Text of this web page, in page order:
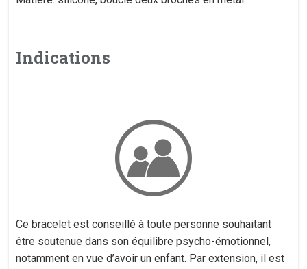
Indications
Ce bracelet est conseillé à toute personne souhaitant
être soutenue dans son équilibre psycho-émotionnel,
notamment en vue d’avoir un enfant. Par extension, il est